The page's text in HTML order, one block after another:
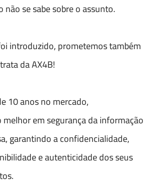
se sabe sobre o assunto.
introduzido, prometemos também
da AX4B!
10 anos no mercado,
em segurança da informação
garantindo a confidencialidade,
e autenticidade dos seus